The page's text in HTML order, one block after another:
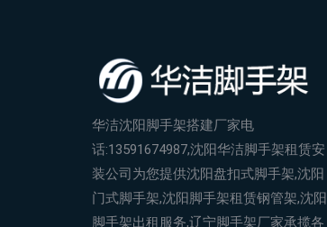
华洁沈阳脚手架搭建厂家电
话:13591674987,沈阳华洁脚手架租赁安
装公司为您提供沈阳盘扣式脚手架,沈阳
门式脚手架,沈阳脚手架租赁钢管架,沈阳
脚手架出租服务,辽宁脚手架厂家承揽各